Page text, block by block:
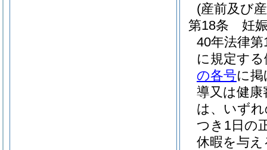
(産前及び
第18条
妊
40年法律第
に規定す
の各号に
導又は健
は、いず
つき1日の
休暇を与